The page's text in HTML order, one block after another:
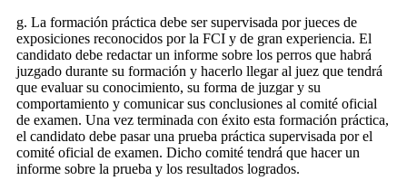
g. La formación práctica debe ser supervisada por jueces de
exposiciones reconocidos por la FCI y de gran experiencia. El
candidato debe redactar un informe sobre los perros que habrá
juzgado durante su formación y hacerlo llegar al juez que tendrá
que evaluar su conocimiento, su forma de juzgar y su
comportamiento y comunicar sus conclusiones al comité oficial
de examen. Una vez terminada con éxito esta formación práctica,
el candidato debe pasar una prueba práctica supervisada por el
comité oficial de examen. Dicho comité tendrá que hacer un
informe sobre la prueba y los resultados logrados.